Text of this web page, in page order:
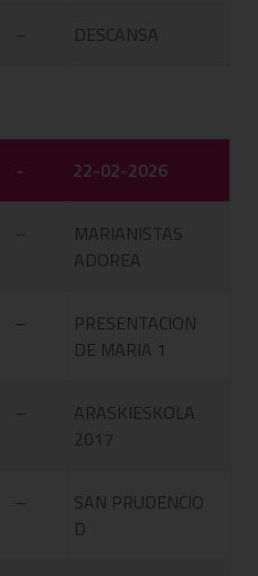
– DESCANSA
- 22-02-2026
–
MARIANISTAS
ADOREA
–
PRESENTACION
DE MARIA 1
–
ARASKIESKOLA
2017
–
SAN PRUDENCIO
D